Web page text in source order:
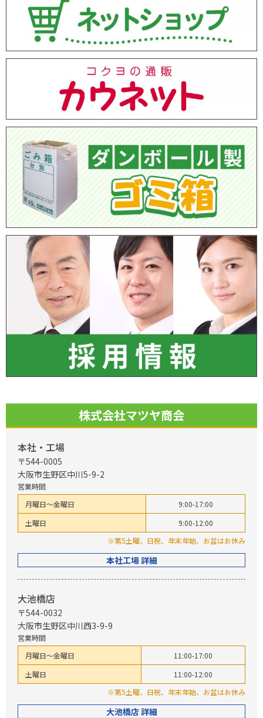
株式会社マツヤ商会
本社・工場
〒544-0005
大阪市生野区中川5-9-2
営業時間
月曜日～金曜日
9:00-17:00
土曜日
9:00-12:00
※第5土曜、日祝、年末年始、お盆はお休み
本社工場 詳細
大池橋店
〒544-0032
大阪市生野区中川西3-9-9
営業時間
月曜日～金曜日
11:00-17:00
土曜日
11:00-12:00
※第5土曜、日祝、年末年始、お盆はお休み
大池橋店 詳細